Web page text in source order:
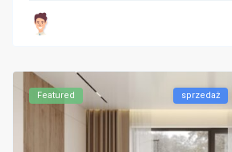
Featured sprzedaż